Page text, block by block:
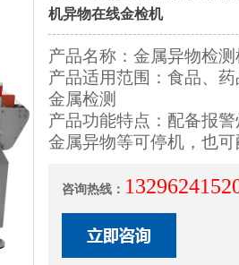
机异物在线金检机
产品名称：金属异物检测
产品适用范围：食品、
金属检测
产品功能特点：配备报警
金属异物等可停机，也
咨询热线：